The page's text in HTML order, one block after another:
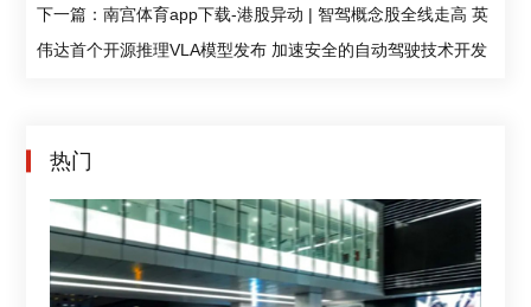
下一篇：南宫体育app下载-港股异动 | 智驾概念股全线走高 英
伟达首个开源推理VLA模型发布 加速安全的自动驾驶技术开发
热门